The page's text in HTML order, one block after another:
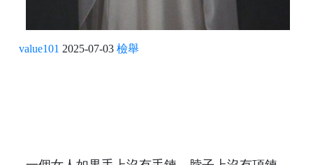
value101 2025-07-03 檢舉